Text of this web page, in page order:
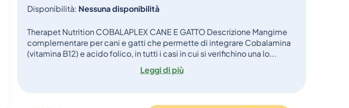
Disponibilità: Nessuna disponibilità
Therapet Nutrition COBALAPLEX CANE E GATTO Descrizione Mangime
complementare per cani e gatti che permette di integrare Cobalamina
(vitamina B12) e acido folico, in tutti i casi in cui si verifichino una lo...
Leggi di più